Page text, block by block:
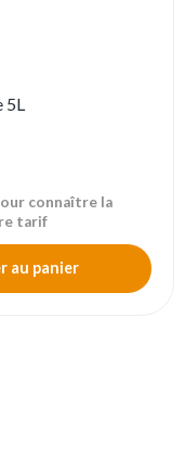
5L
connaître la
tarif
au panier